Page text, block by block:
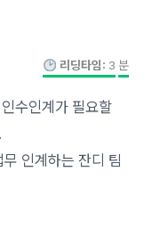
리딩타임: 3 분
수인계가 필요할
인계하는 잔디 팀